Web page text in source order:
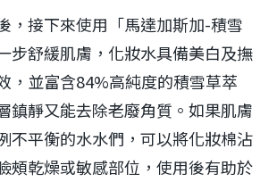
，接下來使用「馬達加斯加-積雪
步舒緩肌膚，化妝水具備美白及撫
，並富含84%高純度的積雪草萃
鎮靜又能去除老廢角質。如果肌膚
不平衡的水水們，可以將化妝棉沾
頰乾燥或敏感部位，使用後有助於